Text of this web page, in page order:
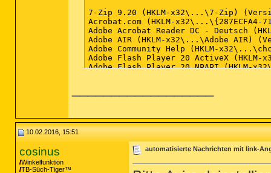
7-Zip 9.20 (HKLM-x32\...\7-Zip)
Acrobat.com (HKLM-x32\...\{287ECFA4-
Adobe Acrobat Reader DC - Deutsch
Adobe AIR (HKLM-x32\...\Adobe AIR)
Adobe Community Help (HKLM-
Adobe Flash Player 20 ActiveX
Adobe Flash Player 20 NPAPI (HKLM-
Adobe Shockwave Player 12.1 (HKLM-
Apple Mobile Device Support
Apple Software Update (HKLM-
Atheros Communications Inc.(R)
Audible Download Manager (HKLM-
AudibleManager (HKLM-
Avira Antivirus (HKLM-x32\...\Avira
10.02.2016, 15:51
cosinus
Winkelfunktion
TB-Süch-Tiger™
automatisierte Nachrichten mit link-